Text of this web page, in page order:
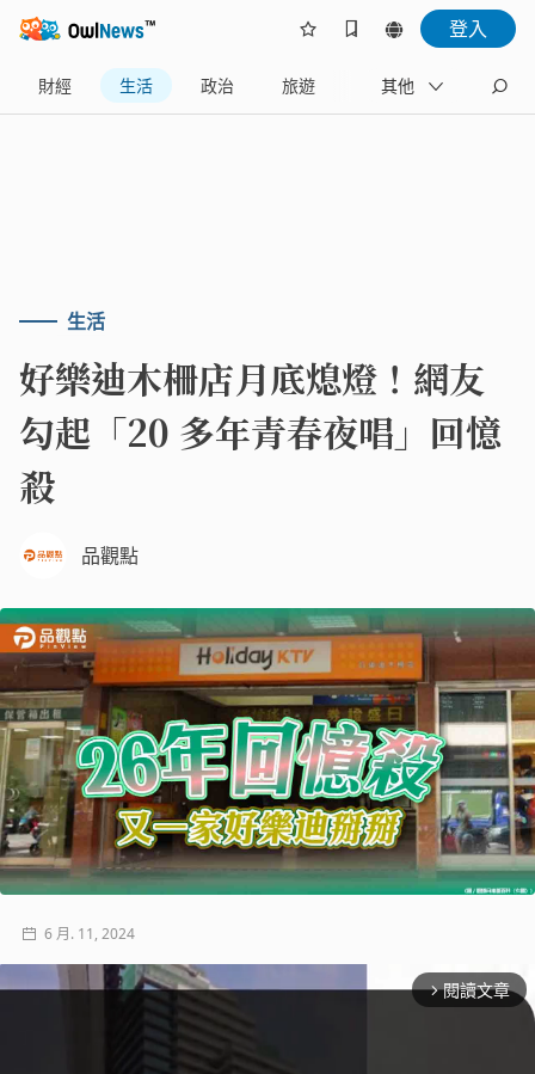
登入
財經 生活 政治 旅遊 體育
其他
生活
好樂迪木柵店月底熄燈！網友
勾起「20 多年青春夜唱」回憶
殺
品觀點
6 月. 11, 2024
arrow_forward_ios 閱讀文章